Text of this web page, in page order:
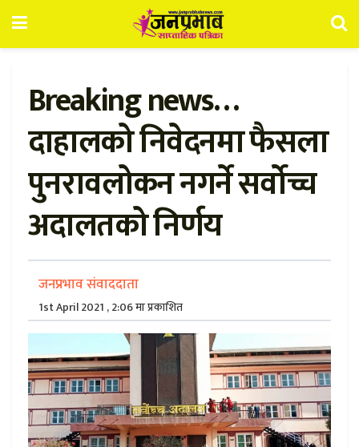
Breaking news…
दाहालको निवेदनमा फैसला
पुनरावलोकन नगर्ने सर्वोच्च
अदालतको निर्णय
जनप्रभाव संवाददाता
1st April 2021 , 2:06 मा प्रकाशित